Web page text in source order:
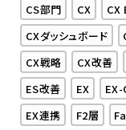
CS部門
CX CX
CXダッシュボード
CX戦略
CX改善
ES改善
EX
EX連携
F2層